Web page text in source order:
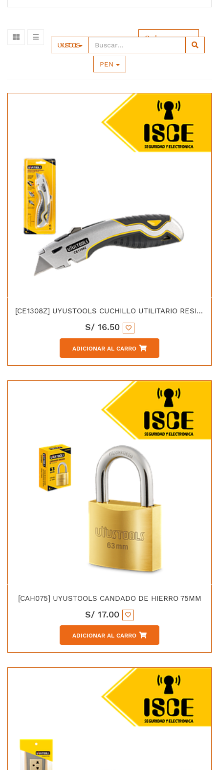
UYUSTOOLS
PEN
Ordenar por
[CE1308Z] UYUSTOOLS CUCHILLO UTILITARIO RESISTENTE RETRACTIL ZINC 19MM
S/ 16.50
ADICIONAR AL CARRO
[CAH075] UYUSTOOLS CANDADO DE HIERRO 75MM
S/ 17.00
ADICIONAR AL CARRO